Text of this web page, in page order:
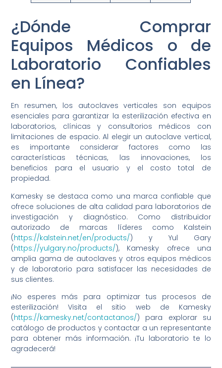
¿Dónde Comprar
Equipos Médicos o de
Laboratorio Confiables
en Línea?
En resumen, los autoclaves verticales son equipos
esenciales para garantizar la esterilización efectiva en
laboratorios, clínicas y consultorios médicos con
limitaciones de espacio. Al elegir un autoclave vertical,
es importante considerar factores como las
características técnicas, las innovaciones, los
beneficios para el usuario y el costo total de
propiedad.
Kamesky se destaca como una marca confiable que
ofrece soluciones de alta calidad para laboratorios de
investigación y diagnóstico. Como distribuidor
autorizado de marcas líderes como Kalstein
(https://kalstein.net/en/products/) y Yul Gary
(https://yulgary.no/products/), Kamesky ofrece una
amplia gama de autoclaves y otros equipos médicos
y de laboratorio para satisfacer las necesidades de
sus clientes.
¡No esperes más para optimizar tus procesos de
esterilización! Visita el sitio web de Kamesky
(https://kamesky.net/contactanos/) para explorar su
catálogo de productos y contactar a un representante
para obtener más información. ¡Tu laboratorio te lo
agradecerá!